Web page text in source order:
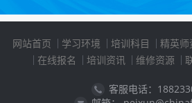
网站首页 学习环境 培训科目 精英师
在线报名
培训资讯 维修资源
客服电话：